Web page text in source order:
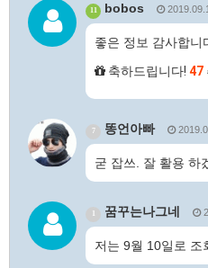
11 bobos
좋은 정보 감사합니
축하드립니다! 47
7 똥언아빠
굳 잡쓰. 잘 활용 하
꿈꾸는나그네
저는 9월 10일로 조